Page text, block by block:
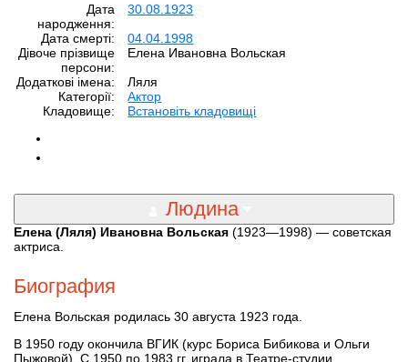
Дата
народження:
30.08.1923
Дата смерті:
04.04.1998
Дівоче прізвище
персони:
Елена Ивановна Вольская
Додаткові імена:
Ляля
Категорії:
Aктор
Кладовище:
Встановіть кладовищі
Людина
Елена (Ляля) Ивановна Вольская (1923—1998) — советская
актриса.
Биография
Елена Вольская родилась 30 августа 1923 года.
В 1950 году окончила ВГИК (курс Бориса Бибикова и Ольги
Пыжовой). С 1950 по 1983 гг. играла в Театре-студии